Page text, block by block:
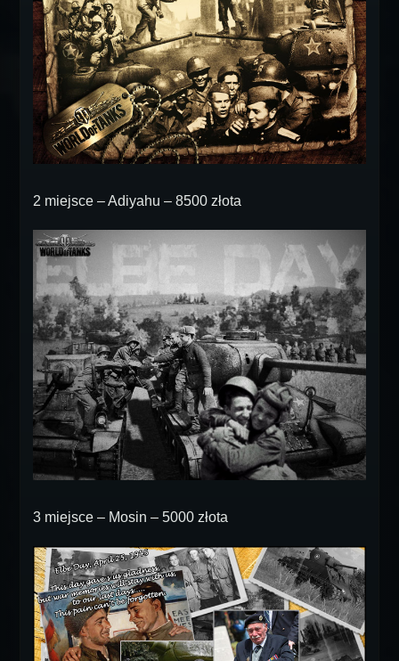
2 miejsce – Adiyahu – 8500 złota
3 miejsce – Mosin – 5000 złota